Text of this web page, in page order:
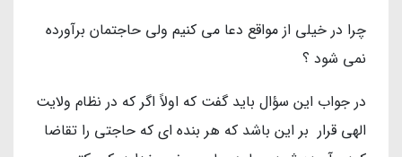
چرا در خیلی از مواقع دعا می کنیم ولی حاجتمان برآورده
نمی شود ؟
در جواب این سؤال باید گفت که اولاً اگر که در نظام ولایت
الهی قرار بر این باشد که هر بنده ای که حاجتی را تقاضا